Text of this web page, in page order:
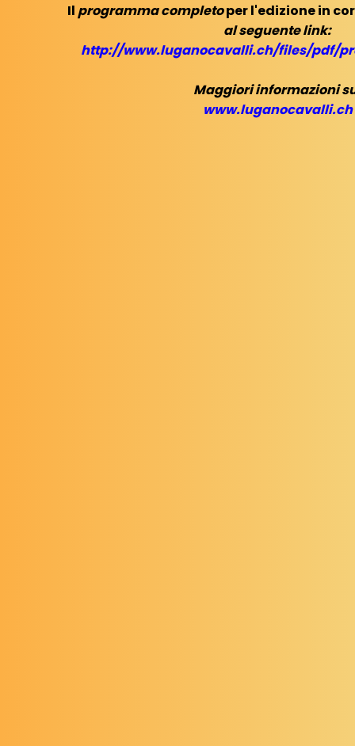
Ilprogramma completoper l'edizione in
al seguente link:
http://www.luganocavalli.ch/files/pdf/
Maggiori informazioni
www.luganocavalli.ch